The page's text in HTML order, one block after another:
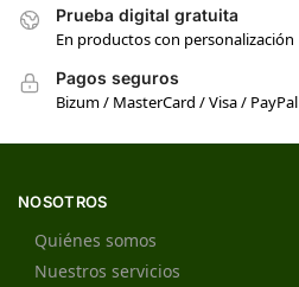
Prueba digital gratuita
En productos con personalización
Pagos seguros
Bizum / MasterCard / Visa / PayPal
NOSOTROS
Quiénes somos
Nuestros servicios